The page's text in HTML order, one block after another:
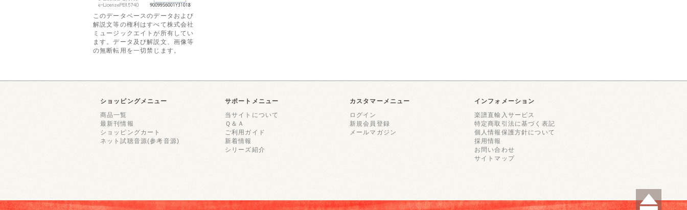
このデータベースのデータおよび
解説文等の権利はすべて株式会社
ミュージックエイトが所有してい
ます。データ及び解説文、画像等
の無断転用を一切禁じます。
ショッピングメニュー
商品一覧
最新刊情報
ショッピングカート
ネット試聴音源(参考音源)
サポートメニュー
当サイトについて
Ｑ＆Ａ
ご利用ガイド
新着情報
シリーズ紹介
カスタマーメニュー
ログイン
新規会員登録
メールマガジン
インフォメーション
楽譜直輸入サービス
特定商取引法に基づく表記
個人情報保護方針について
採用情報
お問い合わせ
サイトマップ